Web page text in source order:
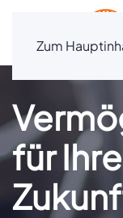
Zum
für